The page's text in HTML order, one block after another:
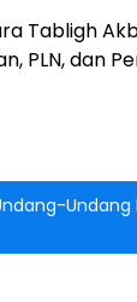
Tabligh
PLN, dan